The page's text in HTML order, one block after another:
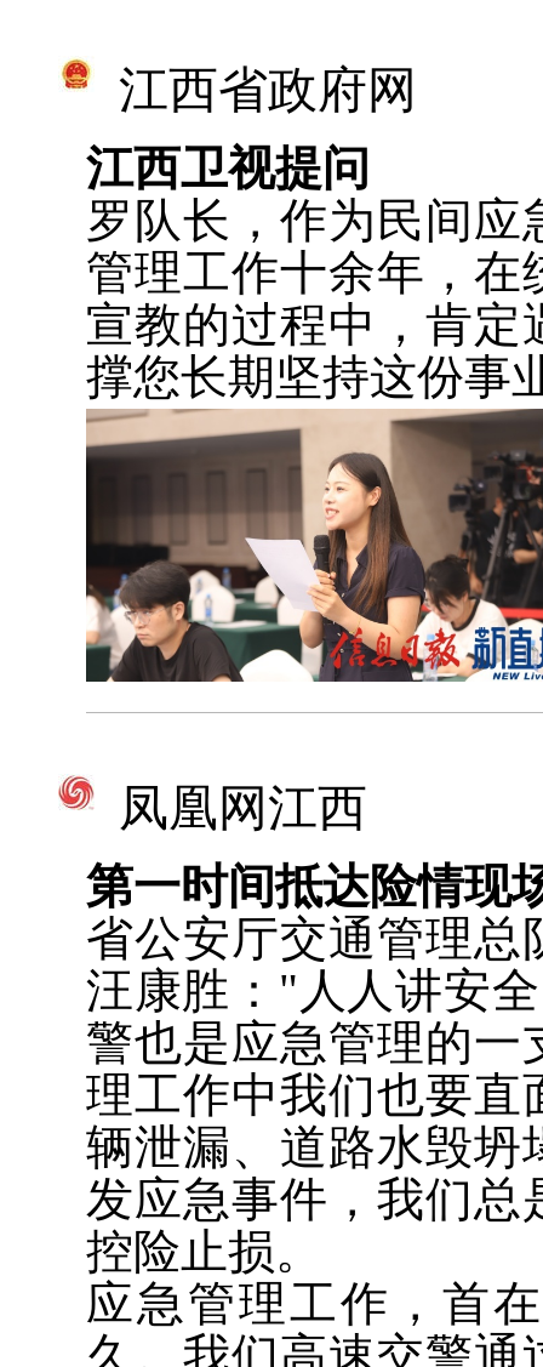
江西省政府网
江西卫视提问
罗队长，作为民间
管理工作十余年，在
宣教的过程中，肯定
撑您长期坚持这份事
凤凰网江西
第一时间抵达险情现
省公安厅交通管理总
汪康胜："人人讲安
警也是应急管理的一
理工作中我们也要直
辆泄漏、道路水毁坍
发应急事件，我们总
控险止损。
应急管理工作，首
久。我们高速交警通